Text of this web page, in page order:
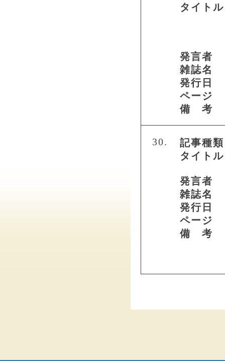
タイトル
発言者
雑誌名
発行日
ページ
備 考
30.
記事種類
タイトル
発言者
雑誌名
発行日
ページ
備 考